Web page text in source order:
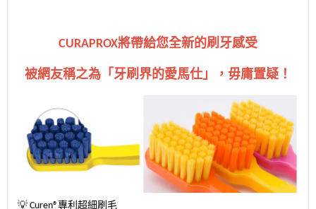
CURAPROX將帶給您全新的刷牙感受
被網友稱之為「牙刷界的愛馬仕」，毋庸置疑！
💡 Curen®專利超細刷毛